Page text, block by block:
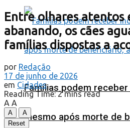
Famílias podem receber
mesmo após morte de
Entre olhares atentos
abanando, os cães
famílias dispostas a
por Redação
17 de junho de 2026
em Cidades
Reading Time: 2 mins read
A A
A
A
Reset